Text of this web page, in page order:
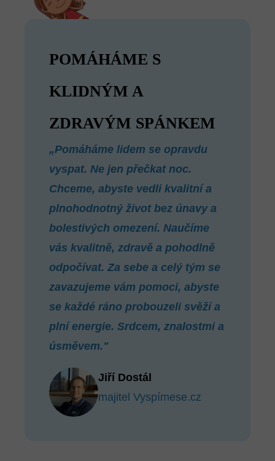
POMÁHÁME S
KLIDNÝM A
ZDRAVÝM SPÁNKEM
„Pomáháme lidem se opravdu
vyspat. Ne jen přečkat noc.
Chceme, abyste vedli kvalitní a
plnohodnotný život bez únavy a
bolestivých omezení. Naučíme
vás kvalitně, zdravě a pohodlně
odpočívat. Za sebe a celý tým se
zavazujeme vám pomoci, abyste
se každé ráno probouzeli svěží a
plní energie. Srdcem, znalostmi a
úsměvem."
Jiří Dostál
majitel Vyspímese.cz